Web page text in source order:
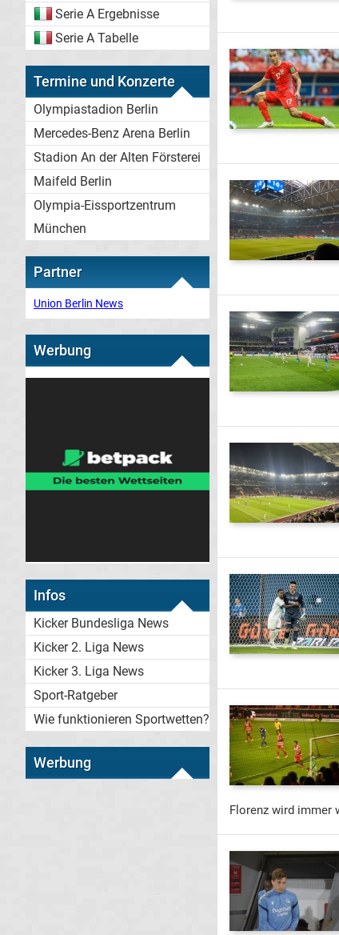
Serie A Ergebnisse
Serie A Tabelle
Termine und Konzerte
Olympiastadion Berlin
Mercedes-Benz Arena Berlin
Stadion An der Alten Försterei
Maifeld Berlin
Olympia-Eissportzentrum
München
Partner
Union Berlin News
Werbung
Infos
Kicker Bundesliga News
Kicker 2. Liga News
Kicker 3. Liga News
Sport-Ratgeber
Wie funktionieren Sportwetten?
Werbung
Florenz wird immer